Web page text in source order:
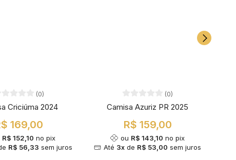
(0)
Criciúma 2024
169,00
R$ 152,10 no pix
R$ 56,33 sem juros
(0)
Camisa Azuriz PR 2025
R$ 159,00
ou R$ 143,10 no pix
Até 3x de R$ 53,00 sem juros